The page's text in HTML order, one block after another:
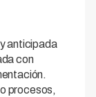
anticipada
con
procesos,